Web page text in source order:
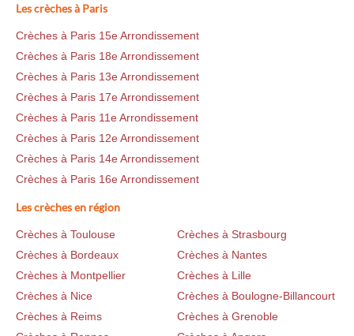
Les crèches à Paris
Crèches à Paris 15e Arrondissement
Crèches à Paris 18e Arrondissement
Crèches à Paris 13e Arrondissement
Crèches à Paris 17e Arrondissement
Crèches à Paris 11e Arrondissement
Crèches à Paris 12e Arrondissement
Crèches à Paris 14e Arrondissement
Crèches à Paris 16e Arrondissement
Les crèches en région
Crèches à Toulouse
Crèches à Strasbourg
Crèches à Bordeaux
Crèches à Nantes
Crèches à Montpellier
Crèches à Lille
Crèches à Nice
Crèches à Boulogne-Billancourt
Crèches à Reims
Crèches à Grenoble